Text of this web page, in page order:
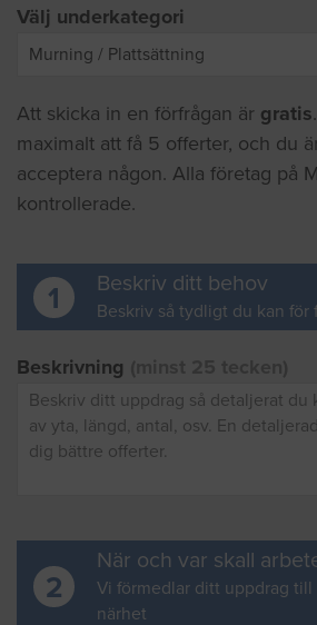
Välj underkategori
Att skicka in en förfrågan är gratis
maximalt att få 5 offerter, och du
acceptera någon. Alla företag på
kontrollerade.
1 Beskriv ditt behov
Beskriv så tydligt du kan för
Beskrivning
2
När och var skall
Vi förmedlar ditt uppdrag
närhet